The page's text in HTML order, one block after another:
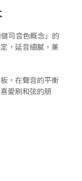
司音色概念」的
，延音細膩，兼
，在聲音的平衡
愛刷和弦的朋